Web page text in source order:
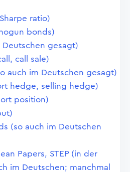
ratio)
bonds)
Deutschen gesagt)
call sale)
auch im Deutschen gesagt)
hedge, selling hedge)
position)
(so auch im Deutschen
Papers, STEP (in der
im Deutschen; manchmal